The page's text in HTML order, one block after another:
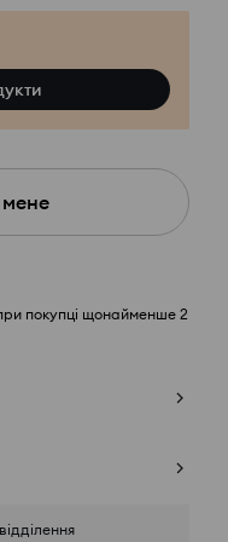
покупці щонайменше 2